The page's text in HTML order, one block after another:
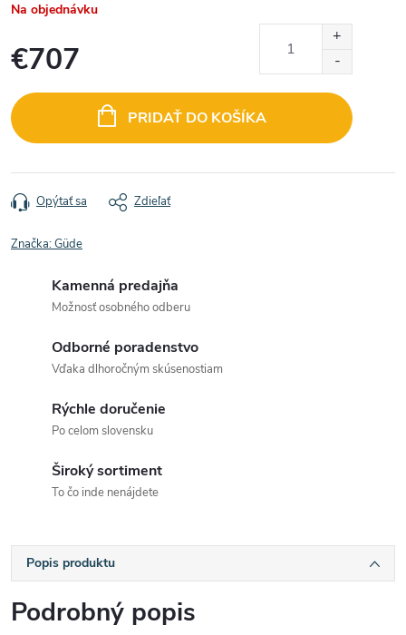
Na objednávku
€707
cena:
PRIDAŤ DO KOŠÍKA
Opýtať sa Zdieľať
Značka:Güde
Kamenná predajňa
Možnosť osobného odberu
Odborné poradenstvo
Vďaka dlhoročným skúsenostiam
Rýchle doručenie
Po celom slovensku
Široký sortiment
To čo inde nenájdete
Popis produktu
Podrobný popis